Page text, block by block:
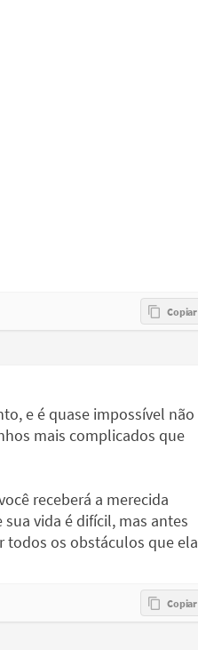
e é quase impossível não
mais complicados que
receberá a merecida
vida é difícil, mas antes
todos os obstáculos que ela